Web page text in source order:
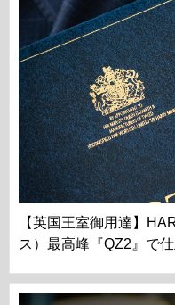
【英国王室御用達】
ス）最高峰『QZ2』で